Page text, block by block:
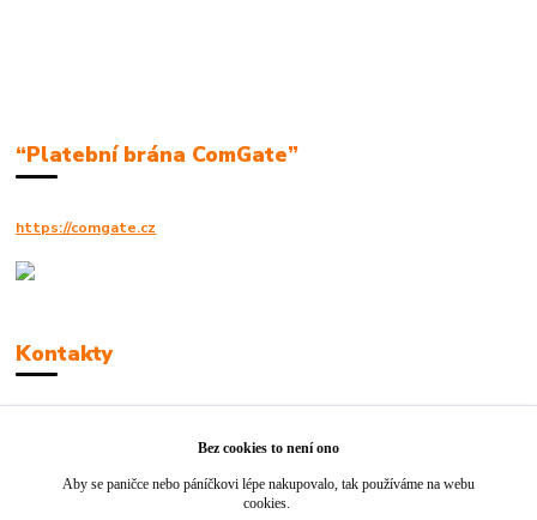
“Platební brána ComGate”
https://comgate.cz
Kontakty
info@jackie-shop.cz
Bez cookies to není ono
Aby se paničce nebo páníčkovi lépe nakupovalo, tak používáme na webu
cookies.